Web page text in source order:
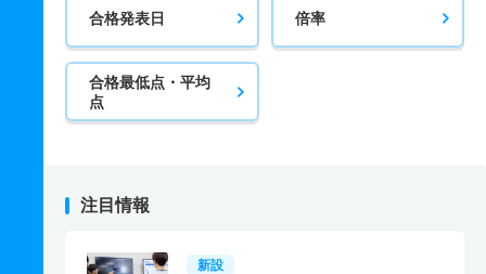
合格発表日 倍率
合格最低点・平均
点
注目情報
新設